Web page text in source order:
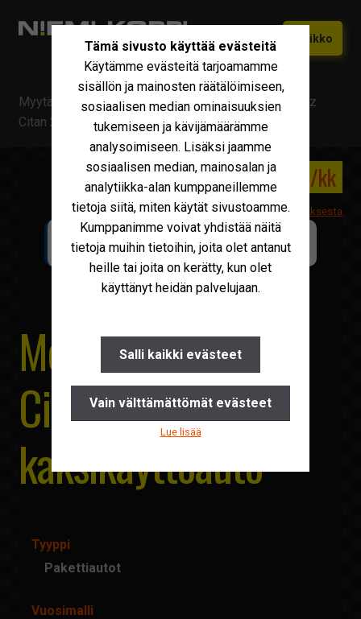
Siirry
Siirry
Valikko
Vaihtokoneet
valikko
Uudet Ivecot
tason
Iveco Huolto
Iveco Varaosat
Ostamme
Yhteystiedot
Pyydä tarjous
Ajankohtaista
Suomi
Myytävä kalusto/Mercedes-Benz/Mercedes-Benz
Citan 2+3 kaksikäyttöauto
8 600 € 151 €/kk
Lisätietoa leasingrahoituksesta
LAAJENNETTU TAKUUTURVA SAATAVILLA
NIEMI-KORPI Turva KULTA
Mercedes-Benz
Citan 2+3
kaksikäyttöauto
Tyyppi
Pakettiautot
Vuosimalli
Tämä sivusto käyttää evästeitä
Käytämme evästeitä tarjoamamme
sisällön ja mainosten räätälöimiseen,
sosiaalisen median ominaisuuksien
tukemiseen ja kävijämäärämme
analysoimiseen. Lisäksi jaamme
sosiaalisen median, mainosalan ja
analytiikka-alan kumppaneillemme
tietoja siitä, miten käytät sivustoamme.
Kumppanimme voivat yhdistää näitä
tietoja muihin tietoihin, joita olet antanut
heille tai joita on kerätty, kun olet
käyttänyt heidän palvelujaan.
Salli kaikki evästeet
Vain välttämättömät evästeet
Lue lisää